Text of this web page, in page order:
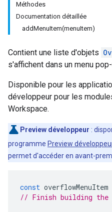
Méthodes
Documentation détaillée
addMenuItem(menuItem)
Contient une liste d'objets
s'affichent dans un menu
Disponible pour les
développeur pour les
Workspace.
Preview développeur :
programme Preview
permet d'accéder en avant-
const overflowMenuItem
// Finish building the